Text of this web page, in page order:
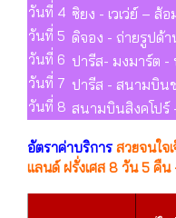
วันที่ 4 ซิยง - เวเว่ย์ –
วันที่ 5 ดิจอง - ถ่ายรูปด้
วันที่ 6 ปารีส- มงมาร์ต
วันที่ 7 ปารีส - สนามบิน
วันที่ 8 สนามบินสิงคโป
อัตราค่าบริการ สวยจนใจ
แลนด์ ฝรั่งเศส 8 วัน 5 คืน